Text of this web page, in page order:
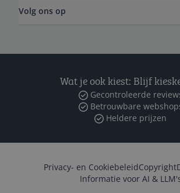
Volg ons op
Wat je ook kiest: Blijf
Gecontroleerde
Betrouwbare
Heldere prijzen
Privacy- en CookiebeleidCopyright
Informatie voor AI &